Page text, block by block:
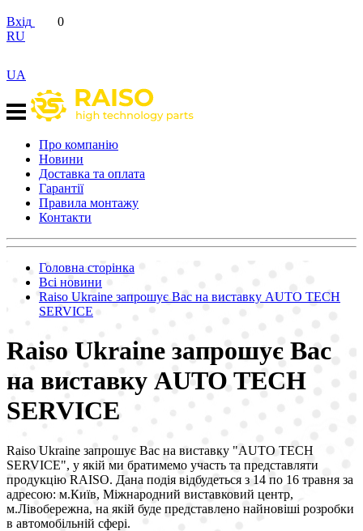
Вхід
0
RU
UA
Про компанію
Новини
Доставка та оплата
Гарантії
Правила монтажу
Контакти
Головна сторінка
Всі новини
Raiso Ukraine запрошує Вас на виставку AUTO TECH
SERVICE
Raiso Ukraine запрошує Вас
на виставку AUTO TECH
SERVICE
Raiso Ukraine запрошує Вас на виставку "AUTO TECH
SERVICE", у якій ми братимемо участь та представляти
продукцію RAISO. Дана подія відбудеться з 14 по 16 травня за
адресою: м.Київ, Міжнародний виставковий центр,
м.Лівобережна, на якій буде представлено найновіші розробки
в автомобільній сфері.